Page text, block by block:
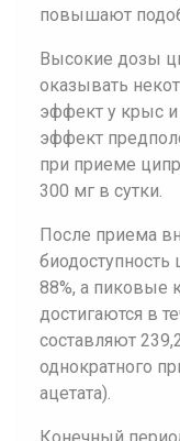
повышают
Высокие дозы
оказывать
эффект у крыс и
эффект
при приеме
300 мг в сутки.
После приема
биодоступность
88%, а пиковые
достигаются в
составляют
однократного
ацетата).